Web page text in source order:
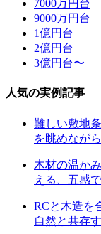
7000万円台
9000万円台
1億円台
2億円台
3億円台〜
人気の実例記事
難しい敷地
を眺めなが
木材の温か
える、五感
RCと木造を
自然と共存